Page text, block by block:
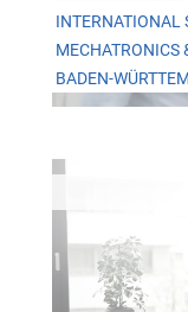
INTERNATIONAL
MECHATRONICS
BADEN-